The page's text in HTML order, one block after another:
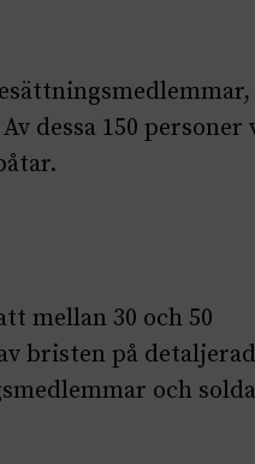
dessa 150 personer
mellan 30 och 50
bristen på
och